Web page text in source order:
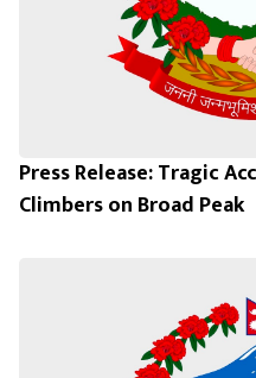
Press Release: Tragic
Climbers on Broad Peak